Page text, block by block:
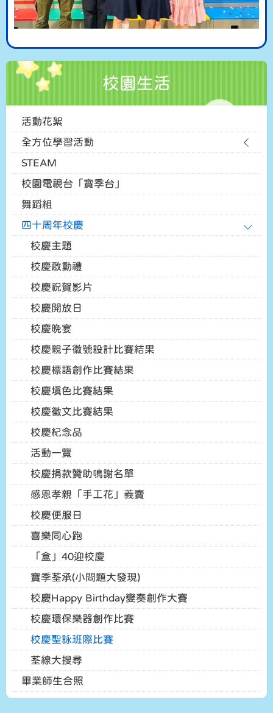
校園生活
活動花絮
全方位學習活動
STEAM
校園電視台「寶季台」
舞蹈組
四十周年校慶
校慶主題
校慶啟動禮
校慶祝賀影片
校慶開放日
校慶晚宴
校慶親子徽號設計比賽結果
校慶標語創作比賽結果
校慶填色比賽結果
校慶徵文比賽結果
校慶紀念品
活動一覽
校慶捐款贊助鳴謝名單
感恩孝親「手工花」義賣
校慶便服日
喜樂同心跑
「盒」40迎校慶
寶季荃承(小問題大發現)
校慶Happy Birthday變奏創作大賽
校慶環保樂器創作比賽
校慶聖詠班際比賽
荃線大搜尋
畢業師生合照